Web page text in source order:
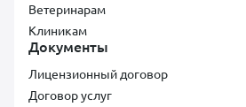
Ветеринарам
Клиникам
Документы
Лицензионный договор
Договор услуг